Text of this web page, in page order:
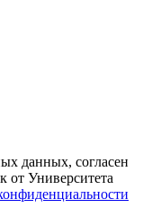
данных, согласен
от Университета